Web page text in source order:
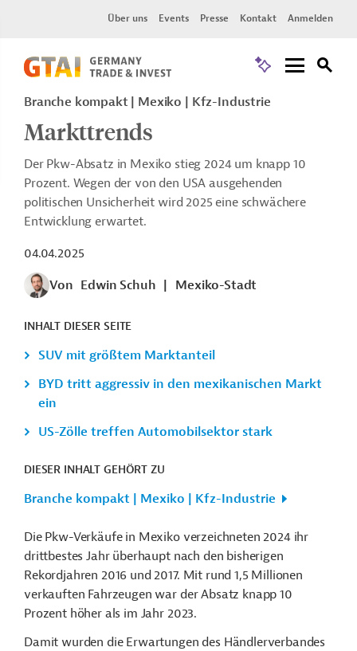
Über uns Events Presse Kontakt Anmelden
Branche kompakt | Mexiko | Kfz-Industrie
Markttrends
Der Pkw-Absatz in Mexiko stieg 2024 um knapp 10
Prozent. Wegen der von den USA ausgehenden
politischen Unsicherheit wird 2025 eine schwächere
Entwicklung erwartet.
04.04.2025
Von Edwin Schuh Mexiko-Stadt
INHALT DIESER SEITE
SUV mit größtem Marktanteil
BYD tritt aggressiv in den mexikanischen Markt
ein
US-Zölle treffen Automobilsektor stark
DIESER INHALT GEHÖRT ZU
Branche kompakt | Mexiko | Kfz-Industrie
Die Pkw-Verkäufe in Mexiko verzeichneten 2024 ihr
drittbestes Jahr überhaupt nach den bisherigen
Rekordjahren 2016 und 2017. Mit rund 1,5 Millionen
verkauften Fahrzeugen war der Absatz knapp 10
Prozent höher als im Jahr 2023.
Damit wurden die Erwartungen des Händlerverbandes